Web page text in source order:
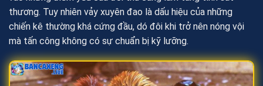
thương. Tuy nhiên vảy xuyên đao là dấu hiệu của những
chiến kê thường khá cứng đầu, dó đôi khi trở nên nóng vội
mà tấn công không có sự chuẩn bị kỹ lưỡng.